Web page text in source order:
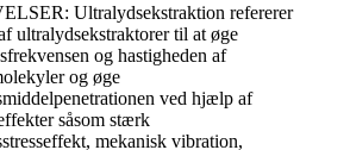
Ultralydsekstraktion refererer
​​ultralydsekstraktorer til at øge
og hastigheden af
og øge
ved hjælp af
såsom stærk
mekanisk vibration,